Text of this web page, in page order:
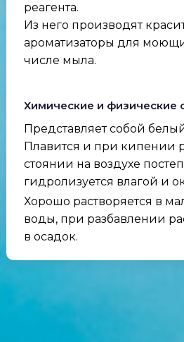
реагента.
Из него производят
ароматизаторы для
числе мыла.
Химические и физические
Представляет собой
Плавится и при кипении
стоянии на воздухе
гидролизуется влагой и
Хорошо растворяется в
воды, при разбавлении
в осадок.